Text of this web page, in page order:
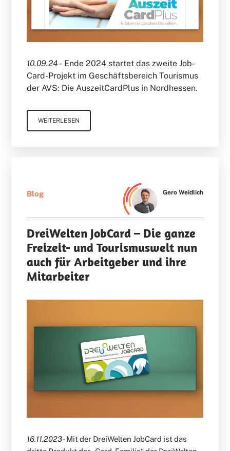
10.09.24 - Ende 2024 startet das zweite Job-
Card-Projekt im Geschäftsbereich Tourismus
der AVS: Die AuszeitCardPlus in Nordhessen.
WEITERLESEN
Blog Gero Weidlich
DreiWelten JobCard – Die ganze
Freizeit- und Tourismuswelt nun
auch für Arbeitgeber und ihre
Mitarbeiter
16.11.2023- Mit der DreiWelten JobCard ist das